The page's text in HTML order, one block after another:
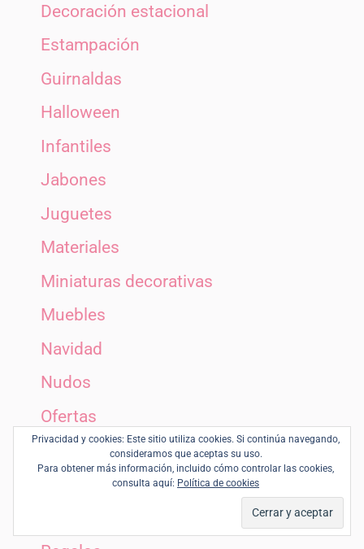
Decoración estacional
Estampación
Guirnaldas
Halloween
Infantiles
Jabones
Juguetes
Materiales
Miniaturas decorativas
Muebles
Navidad
Nudos
Ofertas
Portalapiceros
Portavelas
Privacidad y cookies: Este sitio utiliza cookies. Si continúa navegando,
consideramos que aceptas su uso.
Para obtener más información, incluido cómo controlar las cookies,
consulta aquí: Política de cookies